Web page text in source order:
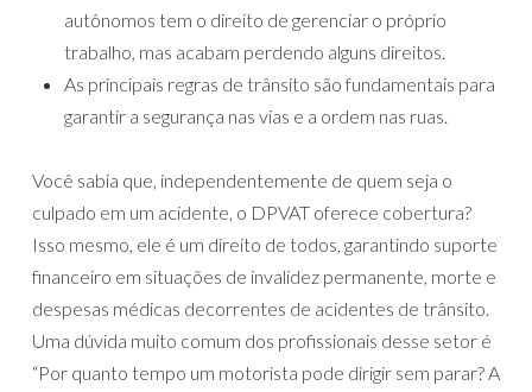
autônomos tem o direito de gerenciar o próprio
trabalho, mas acabam perdendo alguns direitos.
As principais regras de trânsito são fundamentais para
garantir a segurança nas vias e a ordem nas ruas.
Você sabia que, independentemente de quem seja o
culpado em um acidente, o DPVAT oferece cobertura?
Isso mesmo, ele é um direito de todos, garantindo suporte
financeiro em situações de invalidez permanente, morte e
despesas médicas decorrentes de acidentes de trânsito.
Uma dúvida muito comum dos profissionais desse setor é
“Por quanto tempo um motorista pode dirigir sem parar? A